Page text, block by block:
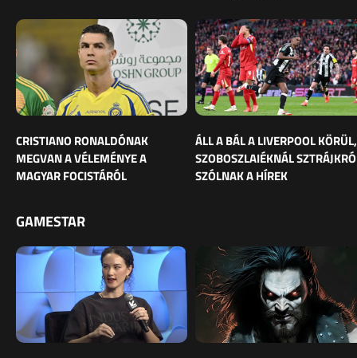
CRISTIANO RONALDÓNAK
MEGVAN A VÉLEMÉNYE A
MAGYAR FOCISTÁRÓL
ÁLL A BÁL A LIVERPOOL KÖRÜL,
SZOBOSZLAIÉKNÁL
SZÓLNAK A HÍREK
GAMESTAR